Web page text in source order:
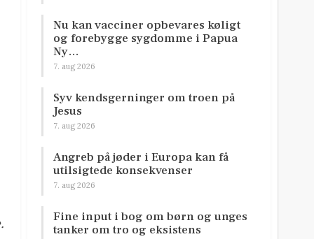
Nu kan vacciner opbevares køligt
og forebygge sygdomme i Papua
Ny…
7. aug 2026
Syv kendsgerninger om troen på
Jesus
7. aug 2026
Angreb på jøder i Europa kan få
utilsigtede konsekvenser
7. aug 2026
Fine input i bog om børn og unges
tanker om tro og eksistens